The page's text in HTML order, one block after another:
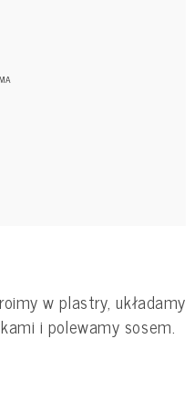
w plastry, układamy
i polewamy sosem.